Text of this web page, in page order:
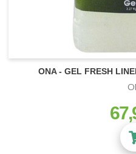
KIT CONTRÔLE
Ballast
Ballast
ECLAIRAGE
ONA - GEL FRESH
prix